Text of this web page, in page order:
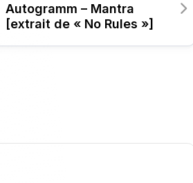
Autogramm – Mantra
[extrait de « No Rules »]